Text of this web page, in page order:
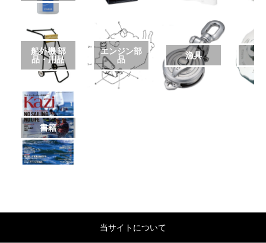
船外機 部
品・用品
エンジン部
品
漁具
書籍
当サイトについて